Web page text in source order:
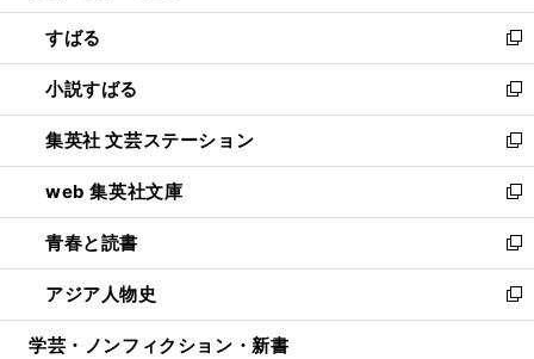
開
く
ウ
で
開
く
ン
ド
ウ
で
開
く
すばる
新
し
い
ウ
ィ
ン
ド
ウ
で
開
く
小説すばる
新
し
い
ウ
ィ
ン
ド
ウ
で
開
集英社 文芸ステーション
新
し
い
ウ
ィ
ン
ド
ウ
web 集英社文庫
新
し
い
ウ
ィ
ン
青春と読書
新
し
い
ウ
アジア人物史
新
し
学芸・ノンフィクション・新書